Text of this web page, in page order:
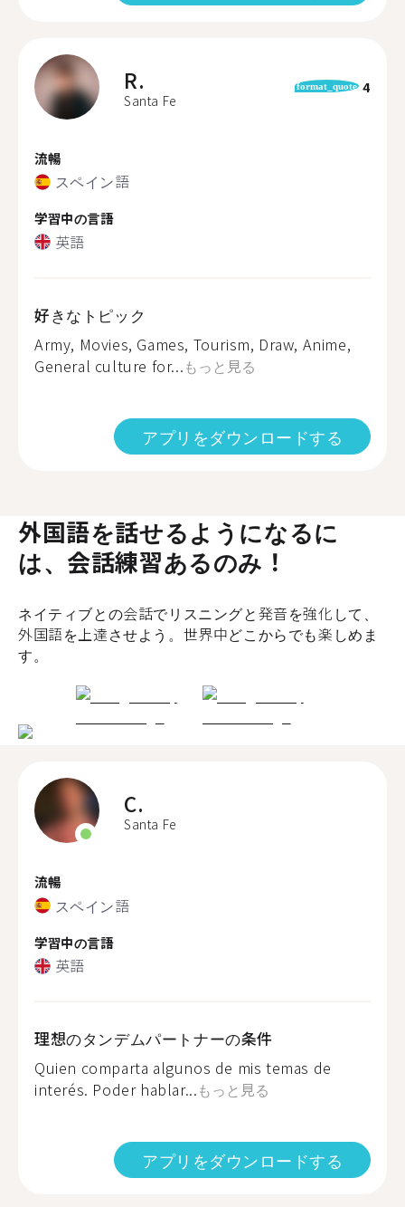
R.
Santa Fe
format_quote 4
流暢
スペイン語
学習中の言語
英語
好きなトピック
Army, Movies, Games, Tourism, Draw, Anime,
General culture for...もっと見る
アプリをダウンロードする
外国語を話せるようになるに
は、会話練習あるのみ！
ネイティブとの会話でリスニングと発音を強化して、
外国語を上達させよう。世界中どこからでも楽しめま
す。
C.
Santa Fe
流暢
スペイン語
学習中の言語
英語
理想のタンデムパートナーの条件
Quien comparta algunos de mis temas de
interés. Poder hablar...もっと見る
アプリをダウンロードする